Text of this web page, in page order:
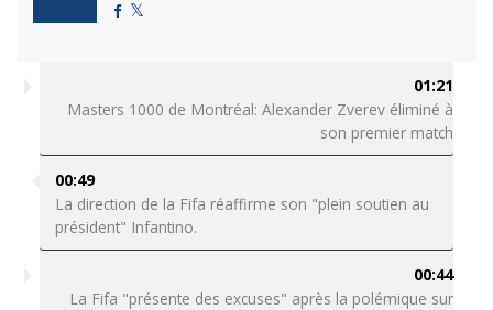
01:21
Masters 1000 de Montréal: Alexander Zverev éliminé à
son premier match
00:49
La direction de la Fifa réaffirme son "plein soutien au
président" Infantino.
00:44
La Fifa "présente des excuses" après la polémique sur